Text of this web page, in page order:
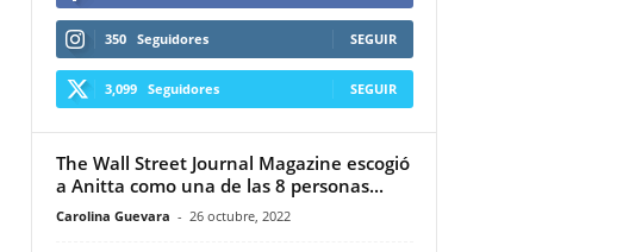
350 Seguidores SEGUIR
3,099 Seguidores SEGUIR
The Wall Street Journal Magazine escogió
a Anitta como una de las 8 personas...
Carolina Guevara - 26 octubre, 2022